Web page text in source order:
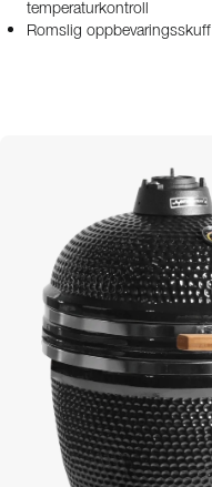
temperaturkontroll
Romslig oppbevaringsskuff